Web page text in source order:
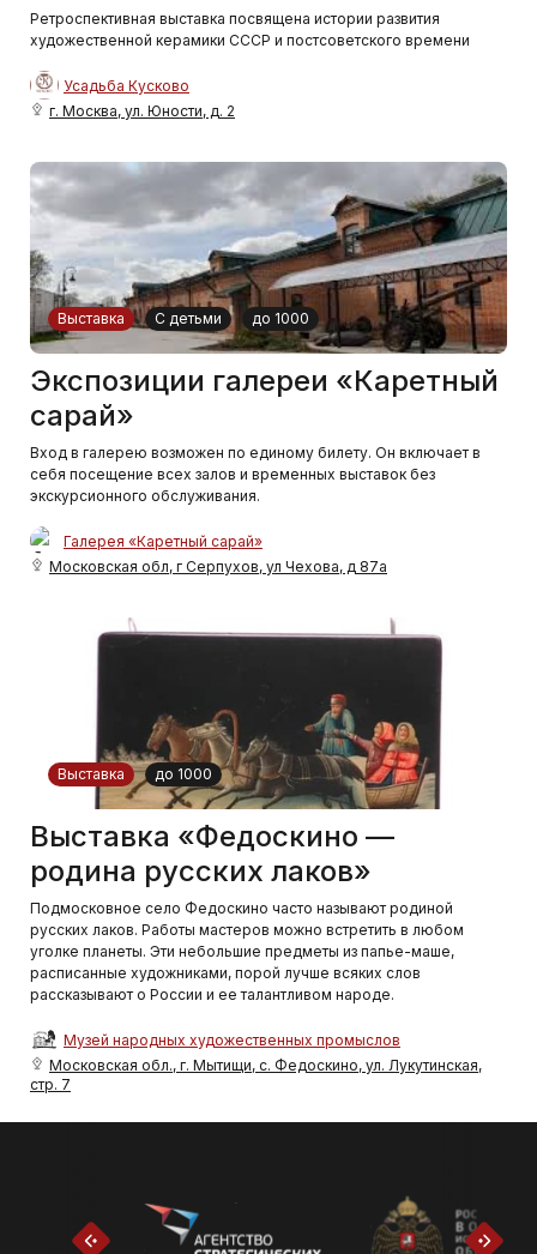
Ретроспективная выставка посвящена истории развития
художественной керамики СССР и постсоветского времени
Усадьба Кусково
г. Москва, ул. Юности, д. 2
Выставка С детьми до 1000
Экспозиции галереи «Каретный
сарай»
Вход в галерею возможен по единому билету. Он включает в
себя посещение всех залов и временных выставок без
экскурсионного обслуживания.
Галерея «Каретный сарай»
Московская обл, г Серпухов, ул Чехова, д 87а
Выставка до 1000
Выставка «Федоскино —
родина русских лаков»
Подмосковное село Федоскино часто называют родиной
русских лаков. Работы мастеров можно встретить в любом
уголке планеты. Эти небольшие предметы из папье-маше,
расписанные художниками, порой лучше всяких слов
рассказывают о России и ее талантливом народе.
Музей народных художественных промыслов
Московская обл., г. Мытищи, с. Федоскино, ул. Лукутинская,
стр. 7